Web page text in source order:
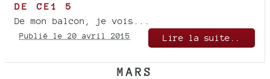
DE CE1 5
De mon balcon, je vois...
Publié le 20 avril 2015 Lire la suite..
MARS